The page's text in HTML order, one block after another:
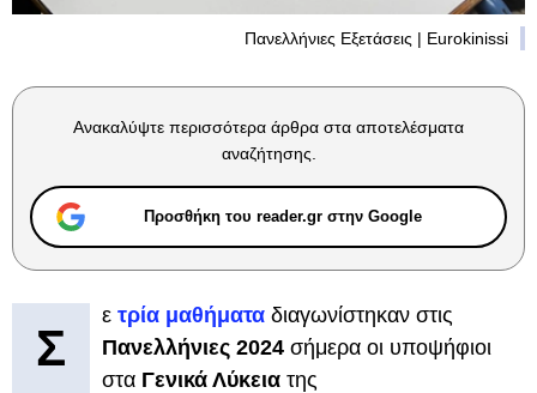
Πανελλήνιες Εξετάσεις | Eurokinissi
Ανακαλύψτε περισσότερα άρθρα στα αποτελέσματα
αναζήτησης.
Προσθήκη του reader.gr στην Google
Σ
ε τρία μαθήματα διαγωνίστηκαν στις
Πανελλήνιες 2024 σήμερα οι υποψήφιοι
στα Γενικά Λύκεια της